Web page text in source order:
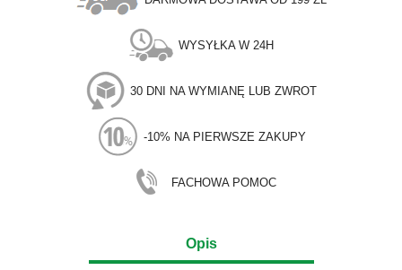
WYSYŁKA W 24H
30 DNI NA WYMIANĘ LUB ZWROT
-10% NA PIERWSZE ZAKUPY
FACHOWA POMOC
Opis